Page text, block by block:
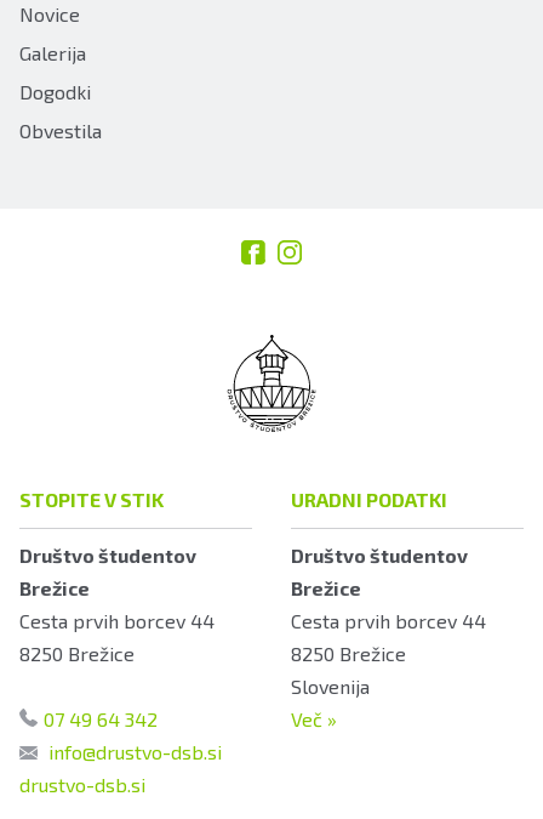
Novice
Galerija
Dogodki
Obvestila
STOPITE V STIK
Društvo študentov
Brežice
Cesta prvih borcev 44
8250 Brežice
07 49 64 342
info@drustvo-dsb.si
drustvo-dsb.si
URADNI PODATKI
Društvo študentov
Brežice
Cesta prvih borcev 44
8250 Brežice
Slovenija
Več »